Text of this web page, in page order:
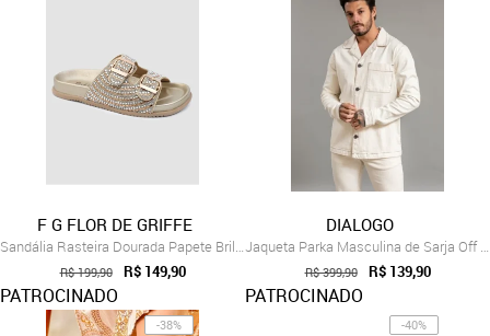
F G FLOR DE GRIFFE
Sandália Rasteira Dourada Papete Brilho ...
R$ 199,90 R$ 149,90
PATROCINADO
DIALOGO
Jaqueta Parka Masculina de Sarja Off Whi...
R$ 399,90 R$ 139,90
PATROCINADO
-38% -40%